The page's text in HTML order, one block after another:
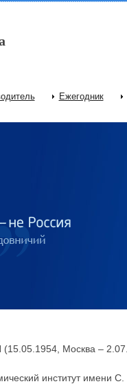
Ежегодник
(15.05.1954, Москва –
институт